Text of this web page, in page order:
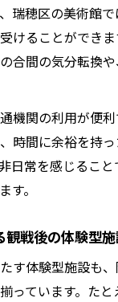
瑞穂区の美術館
けることができ
合間の気分転換
機関の利用が便
時間に余裕を持
日常を感じるこ
す。
観戦後の体験型
す体験型施設も
っています。た